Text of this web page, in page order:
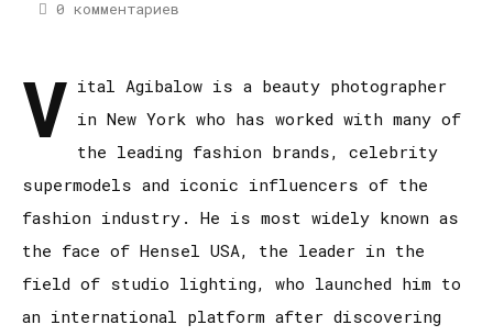
0 комментариев
V ital Agibalow is a beauty photographer
in New York who has worked with many of
the leading fashion brands, celebrity
supermodels and iconic influencers of the
fashion industry. He is most widely known as
the face of Hensel USA, the leader in the
field of studio lighting, who launched him to
an international platform after discovering